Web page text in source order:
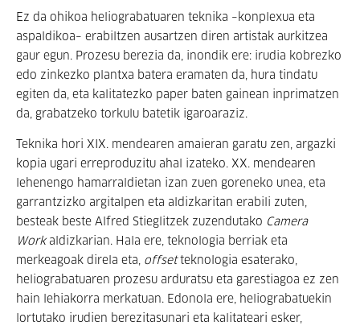
Ez da ohikoa heliograbatuaren teknika –konplexua eta
aspaldikoa– erabiltzen ausartzen diren artistak aurkitzea
gaur egun. Prozesu berezia da, inondik ere: irudia kobrezko
edo zinkezko plantxa batera eramaten da, hura tindatu
egiten da, eta kalitatezko paper baten gainean inprimatzen
da, grabatzeko torkulu batetik igaroaraziz.
Teknika hori XIX. mendearen amaieran garatu zen, argazki
kopia ugari erreproduzitu ahal izateko. XX. mendearen
lehenengo hamarraldietan izan zuen goreneko unea, eta
garrantzizko argitalpen eta aldizkaritan erabili zuten,
besteak beste Alfred Stieglitzek zuzendutako Camera
Work aldizkarian. Hala ere, teknologia berriak eta
merkeagoak direla eta, offsetteknologia esaterako,
heliograbatuaren prozesu arduratsu eta garestiagoa ez zen
hain lehiakorra merkatuan. Edonola ere, heliograbatuekin
lortutako irudien berezitasunari eta kalitateari esker,